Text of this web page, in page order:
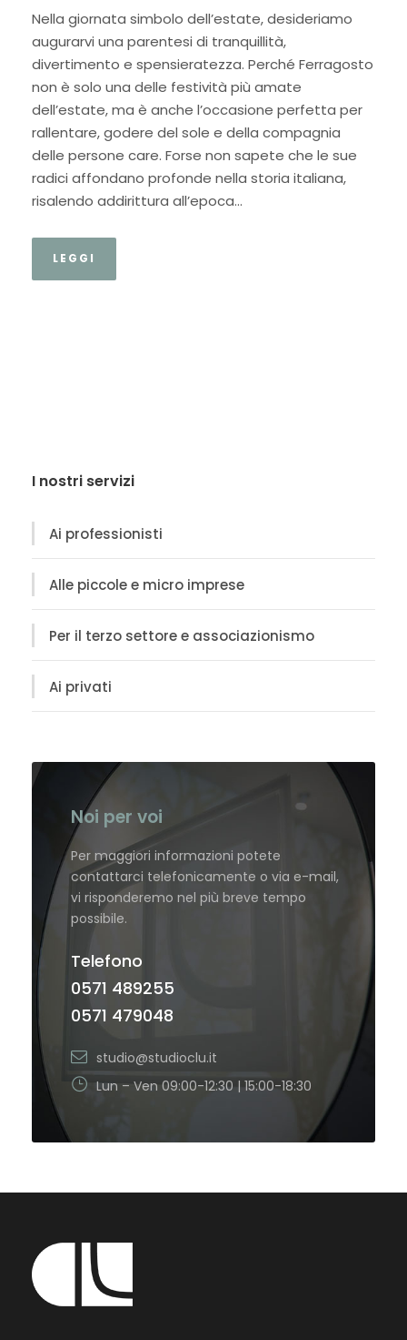
Nella giornata simbolo dell’estate, desideriamo
augurarvi una parentesi di tranquillità,
divertimento e spensieratezza. Perché Ferragosto
non è solo una delle festività più amate
dell’estate, ma è anche l’occasione perfetta per
rallentare, godere del sole e della compagnia
delle persone care. Forse non sapete che le sue
radici affondano profonde nella storia italiana,
risalendo addirittura all’epoca...
LEGGI
I nostri servizi
Ai professionisti
Alle piccole e micro imprese
Per il terzo settore e associazionismo
Ai privati
Noi per voi
Per maggiori informazioni potete
contattarci telefonicamente o via e-mail,
vi risponderemo nel più breve tempo
possibile.
Telefono
0571 489255
0571 479048
studio@studioclu.it
Lun – Ven 09:00-12:30 | 15:00-18:30